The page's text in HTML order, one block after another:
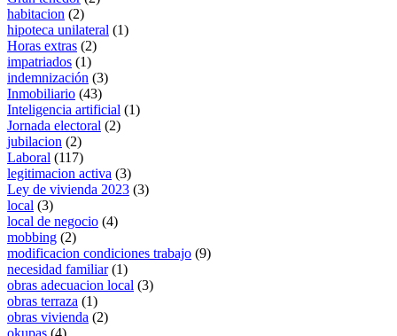
habitacion (2)
hipoteca unilateral (1)
Horas extras (2)
impatriados (1)
indemnización (3)
Inmobiliario (43)
Inteligencia artificial (1)
Jornada electoral (2)
jubilacion (2)
Laboral (117)
legitimacion activa (3)
Ley de vivienda 2023 (3)
local (3)
local de negocio (4)
mobbing (2)
modificacion condiciones trabajo (9)
necesidad familiar(1)
obras adecuacion local (3)
obras terraza (1)
obras vivienda (2)
okupas (4)